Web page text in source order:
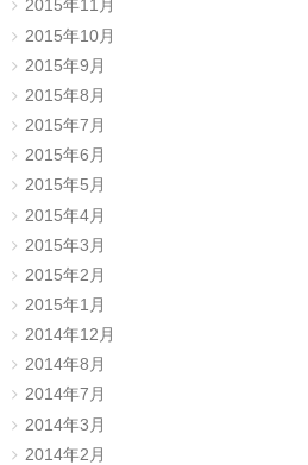
2015年11月
2015年10月
2015年9月
2015年8月
2015年7月
2015年6月
2015年5月
2015年4月
2015年3月
2015年2月
2015年1月
2014年12月
2014年8月
2014年7月
2014年3月
2014年2月